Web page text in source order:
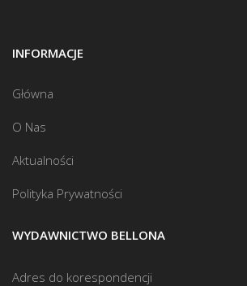
INFORMACJE
Główna
O Nas
Aktualności
Polityka Prywatności
WYDAWNICTWO BELLONA
Adres do korespondencji